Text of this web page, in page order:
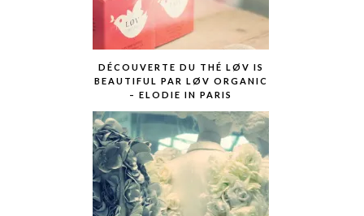
DÉCOUVERTE DU THÉ LØV IS
BEAUTIFUL PAR LØV ORGANIC
– ELODIE IN PARIS